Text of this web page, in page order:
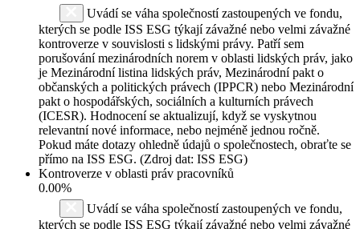
Uvádí se váha společností zastoupených ve fondu,
kterých se podle ISS ESG týkají závažné nebo velmi závažné
kontroverze v souvislosti s lidskými právy. Patří sem
porušování mezinárodních norem v oblasti lidských práv, jako
je Mezinárodní listina lidských práv, Mezinárodní pakt o
občanských a politických právech (IPPCR) nebo Mezinárodní
pakt o hospodářských, sociálních a kulturních právech
(ICESR). Hodnocení se aktualizují, když se vyskytnou
relevantní nové informace, nebo nejméně jednou ročně.
Pokud máte dotazy ohledně údajů o společnostech, obraťte se
přímo na ISS ESG. (Zdroj dat: ISS ESG)
Kontroverze v oblasti práv pracovníků
0.00%
Uvádí se váha společností zastoupených ve fondu,
kterých se podle ISS ESG týkají závažné nebo velmi závažné